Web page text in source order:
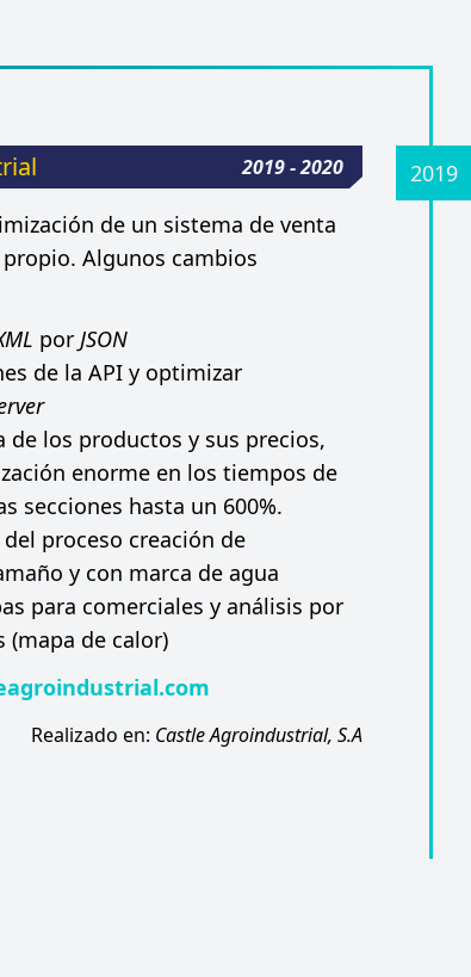
2019 - 2020
de un sistema de venta
Algunos cambios
por JSON
de la API y optimizar
de los productos y sus precios,
enorme en los tiempos de
secciones hasta un 600%.
proceso creación de
y con marca de agua
para comerciales y análisis por
de calor)
Realizado en: Castle Agroindustrial, S.A